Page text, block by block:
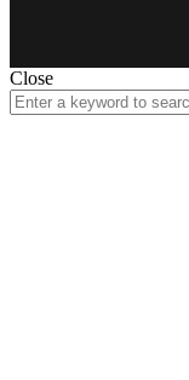
Close
Search
for: